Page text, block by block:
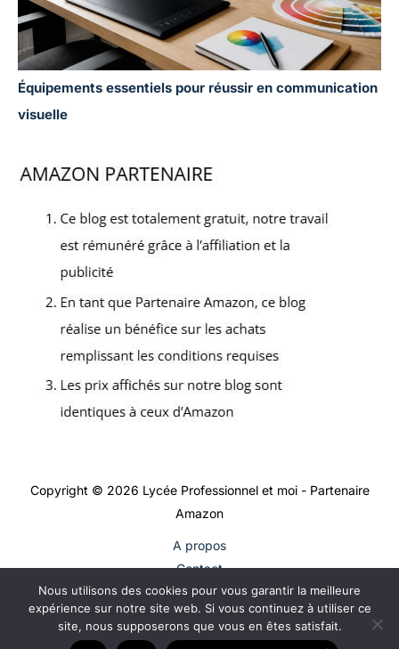
Équipements essentiels pour réussir en communication
visuelle
Copyright © 2026 Lycée Professionnel et moi - Partenaire
Amazon
A propos
Contact
Plan du site
Mentions légales
Politique de confidentialité
Nous utilisons des cookies pour vous garantir la meilleure
expérience sur notre site web. Si vous continuez à utiliser ce
site, nous supposerons que vous en êtes satisfait.